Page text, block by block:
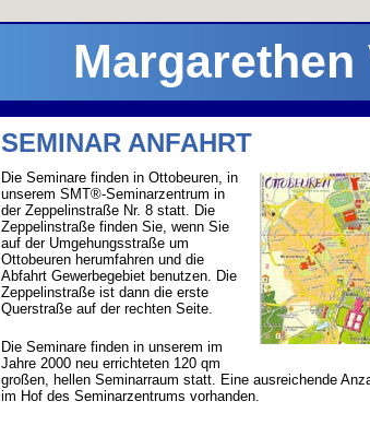
Margarethen
SEMINAR ANFAHRT
Die Seminare finden in Ottobeuren, in
unserem SMT®-Seminarzentrum in
der Zeppelinstraße Nr. 8 statt. Die
Zeppelinstraße finden Sie, wenn Sie
auf der Umgehungsstraße um
Ottobeuren herumfahren und die
Abfahrt Gewerbegebiet benutzen. Die
Zeppelinstraße ist dann die erste
Querstraße auf der rechten Seite.
Die Seminare finden in unserem im
Jahre 2000 neu errichteten 120 qm
großen, hellen Seminarraum statt. Eine ausreichende
im Hof des Seminarzentrums vorhanden.